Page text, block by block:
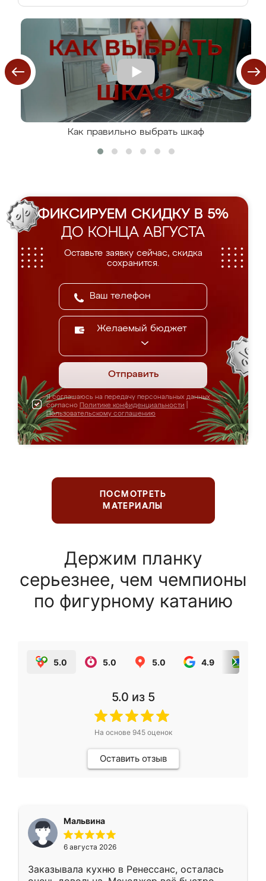
Как правильно выбрать шкаф
ФИКСИРУЕМ СКИДКУ В 5%
ДО КОНЦА АВГУСТА
Оставьте заявку сейчас, скидка
сохранится.
Желаемый бюджет
Отправить
Я соглашаюсь на передачу персональных данных
согласно Политике конфиденциальности
Пользовательскому соглашению
ПОСМОТРЕТЬ
МАТЕРИАЛЫ
Держим планку
серьезнее, чем чемпионы
по фигурному катанию
5.0 5.0 5.0 4.9
5.0 из 5
На основе 945оценок
Оставить отзыв
Мальвина
6 августа 2026
Заказывала кухню в Ренессанс, осталась